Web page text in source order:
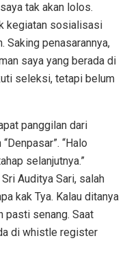
tak akan lolos.
kegiatan sosialisasi
Saking penasarannya,
saya yang berada di
seleksi, tetapi belum
panggilan dari
“Halo
selanjutnya.”
Auditya Sari, salah
kak Tya. Kalau ditanya
pasti senang. Saat
di whistle register